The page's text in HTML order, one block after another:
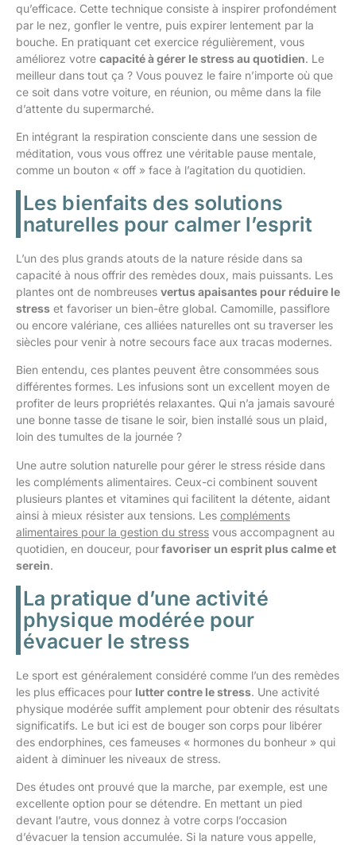
qu’efficace. Cette technique consiste à inspirer profondément
par le nez, gonfler le ventre, puis expirer lentement par la
bouche. En pratiquant cet exercice régulièrement, vous
améliorez votre capacité à gérer le stress au quotidien. Le
meilleur dans tout ça ? Vous pouvez le faire n’importe où que
ce soit dans votre voiture, en réunion, ou même dans la file
d’attente du supermarché.
En intégrant la respiration consciente dans une session de
méditation, vous vous offrez une véritable pause mentale,
comme un bouton « off » face à l’agitation du quotidien.
Les bienfaits des solutions
naturelles pour calmer l’esprit
L’un des plus grands atouts de la nature réside dans sa
capacité à nous offrir des remèdes doux, mais puissants. Les
plantes ont de nombreuses vertus apaisantes pour réduire le
stress et favoriser un bien-être global. Camomille, passiflore
ou encore valériane, ces alliées naturelles ont su traverser les
siècles pour venir à notre secours face aux tracas modernes.
Bien entendu, ces plantes peuvent être consommées sous
différentes formes. Les infusions sont un excellent moyen de
profiter de leurs propriétés relaxantes. Qui n’a jamais savouré
une bonne tasse de tisane le soir, bien installé sous un plaid,
loin des tumultes de la journée ?
Une autre solution naturelle pour gérer le stress réside dans
les compléments alimentaires. Ceux-ci combinent souvent
plusieurs plantes et vitamines qui facilitent la détente, aidant
ainsi à mieux résister aux tensions. Les compléments
alimentaires pour la gestion du stress vous accompagnent au
quotidien, en douceur, pourfavoriser un esprit plus calme et
serein.
La pratique d’une activité
physique modérée pour
évacuer le stress
Le sport est généralement considéré comme l’un des remèdes
les plus efficaces pour lutter contre le stress. Une activité
physique modérée suffit amplement pour obtenir des résultats
significatifs. Le but ici est de bouger son corps pour libérer
des endorphines, ces fameuses « hormones du bonheur » qui
aident à diminuer les niveaux de stress.
Des études ont prouvé que la marche, par exemple, est une
excellente option pour se détendre. En mettant un pied
devant l’autre, vous donnez à votre corps l’occasion
d’évacuer la tension accumulée. Si la nature vous appelle,